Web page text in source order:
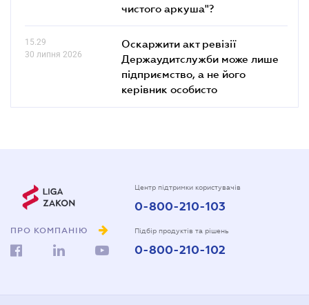
чистого аркуша"?
15.29
30 липня 2026
Оскаржити акт ревізії
Держаудитслужби може лише
підприємство, а не його
керівник особисто
ПРО КОМПАНІЮ
Центр підтримки користувачів
0-800-210-103
Підбір продуктів та рішень
0-800-210-102